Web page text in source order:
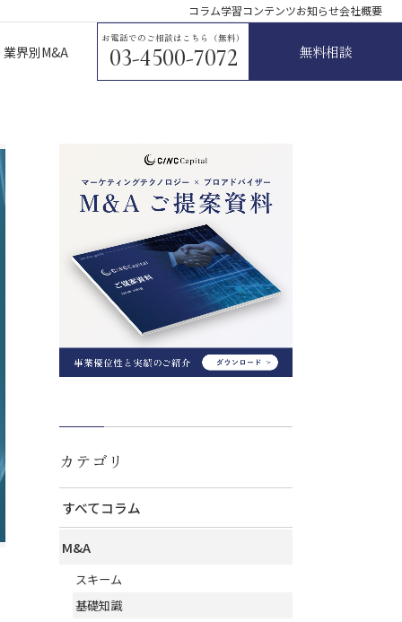
コラム学習コンテンツお知らせ会社概要
業界別M&A
お電話でのご相談はこちら（無料）
03-4500-7072 無料相談
カテゴリ
すべてコラム
M&A
スキーム
基礎知識